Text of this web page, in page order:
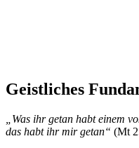
Geistliches
„Was ihr getan habt einem
das habt ihr mir getan“ (Mt